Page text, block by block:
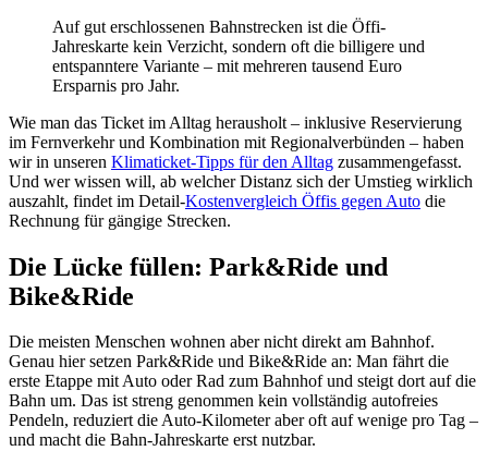
Auf gut erschlossenen Bahnstrecken ist die Öffi-
Jahreskarte kein Verzicht, sondern oft die billigere und
entspanntere Variante – mit mehreren tausend Euro
Ersparnis pro Jahr.
Wie man das Ticket im Alltag herausholt – inklusive Reservierung
im Fernverkehr und Kombination mit Regionalverbünden – haben
wir in unseren Klimaticket-Tipps für den Alltag zusammengefasst.
Und wer wissen will, ab welcher Distanz sich der Umstieg wirklich
auszahlt, findet im Detail-Kostenvergleich Öffis gegen Auto die
Rechnung für gängige Strecken.
Die Lücke füllen: Park&Ride und
Bike&Ride
Die meisten Menschen wohnen aber nicht direkt am Bahnhof.
Genau hier setzen Park&Ride und Bike&Ride an: Man fährt die
erste Etappe mit Auto oder Rad zum Bahnhof und steigt dort auf die
Bahn um. Das ist streng genommen kein vollständig autofreies
Pendeln, reduziert die Auto-Kilometer aber oft auf wenige pro Tag –
und macht die Bahn-Jahreskarte erst nutzbar.